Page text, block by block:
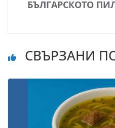
БЪЛГАРСКОТО
СВЪРЗАНИ